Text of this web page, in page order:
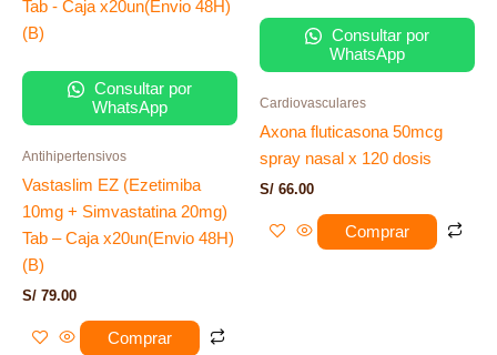
Consultar por
WhatsApp
Antihipertensivos
Vastaslim EZ (Ezetimiba
10mg + Simvastatina 20mg)
Tab – Caja x20un(Envio 48H)
(B)
S/ 79.00
Comprar
Consultar por
WhatsApp
Cardiovasculares
Axona fluticasona 50mcg
spray nasal x 120 dosis
S/ 66.00
Comprar